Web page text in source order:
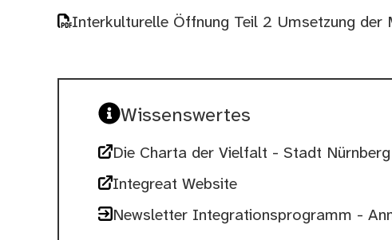
Interkulturelle Öffnung Teil 2 Umsetzung der
Wissenswertes
Die Charta der Vielfalt - Stadt Nürnberg
Integreat Website
Newsletter Integrationsprogramm -